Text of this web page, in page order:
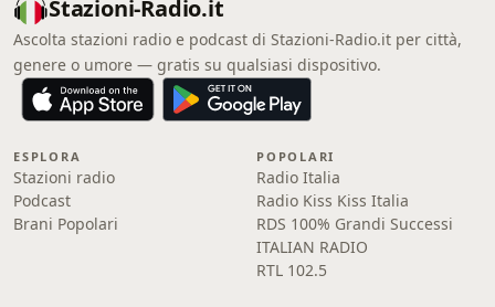
Stazioni-Radio.it
Ascolta stazioni radio e podcast di Stazioni-Radio.it per città,
genere o umore — gratis su qualsiasi dispositivo.
ESPLORA
Stazioni radio
Podcast
Brani Popolari
POPOLARI
Radio Italia
Radio Kiss Kiss Italia
RDS 100% Grandi Successi
ITALIAN RADIO
RTL 102.5